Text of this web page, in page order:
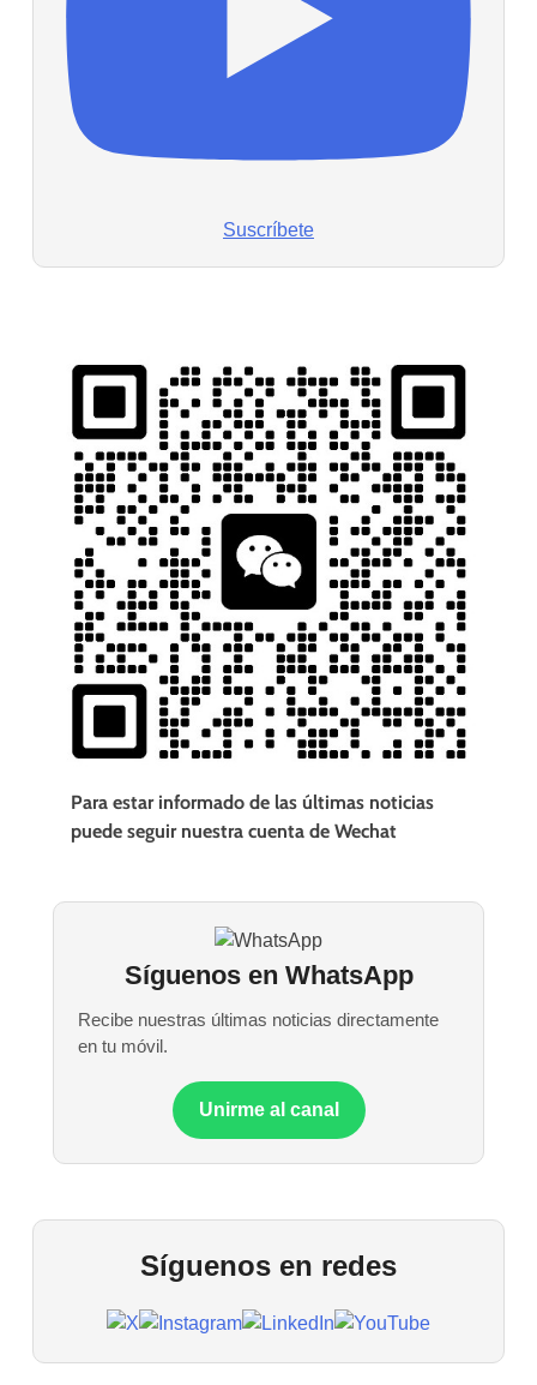
Suscríbete
Para estar informado de las últimas noticias
puede seguir nuestra cuenta de Wechat
Síguenos en WhatsApp
Recibe nuestras últimas noticias directamente
en tu móvil.
Unirme al canal
Síguenos en redes